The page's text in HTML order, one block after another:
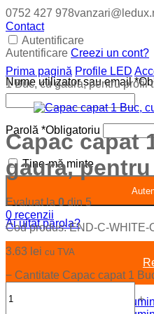
0752 427 978
Contact
Autentificare
Autentificare Creezi un cont?
Nume utilizator sau email*
Parolă *Obligatoriu
Ține-mă minte
Ai uitat parola?
Prima pagină Profile LED
1 Buc, cu gaura, pentru profil
Capac capat
gaura,
Evaluat la0din 5
0 recenzii
Cod produs: END-C-WHITE-
3.63 lei cu TVA
− Cantitate Capac capat 1
+